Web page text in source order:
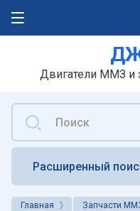
Двигатели ММЗ и
Расширенный
Главная Запчасти